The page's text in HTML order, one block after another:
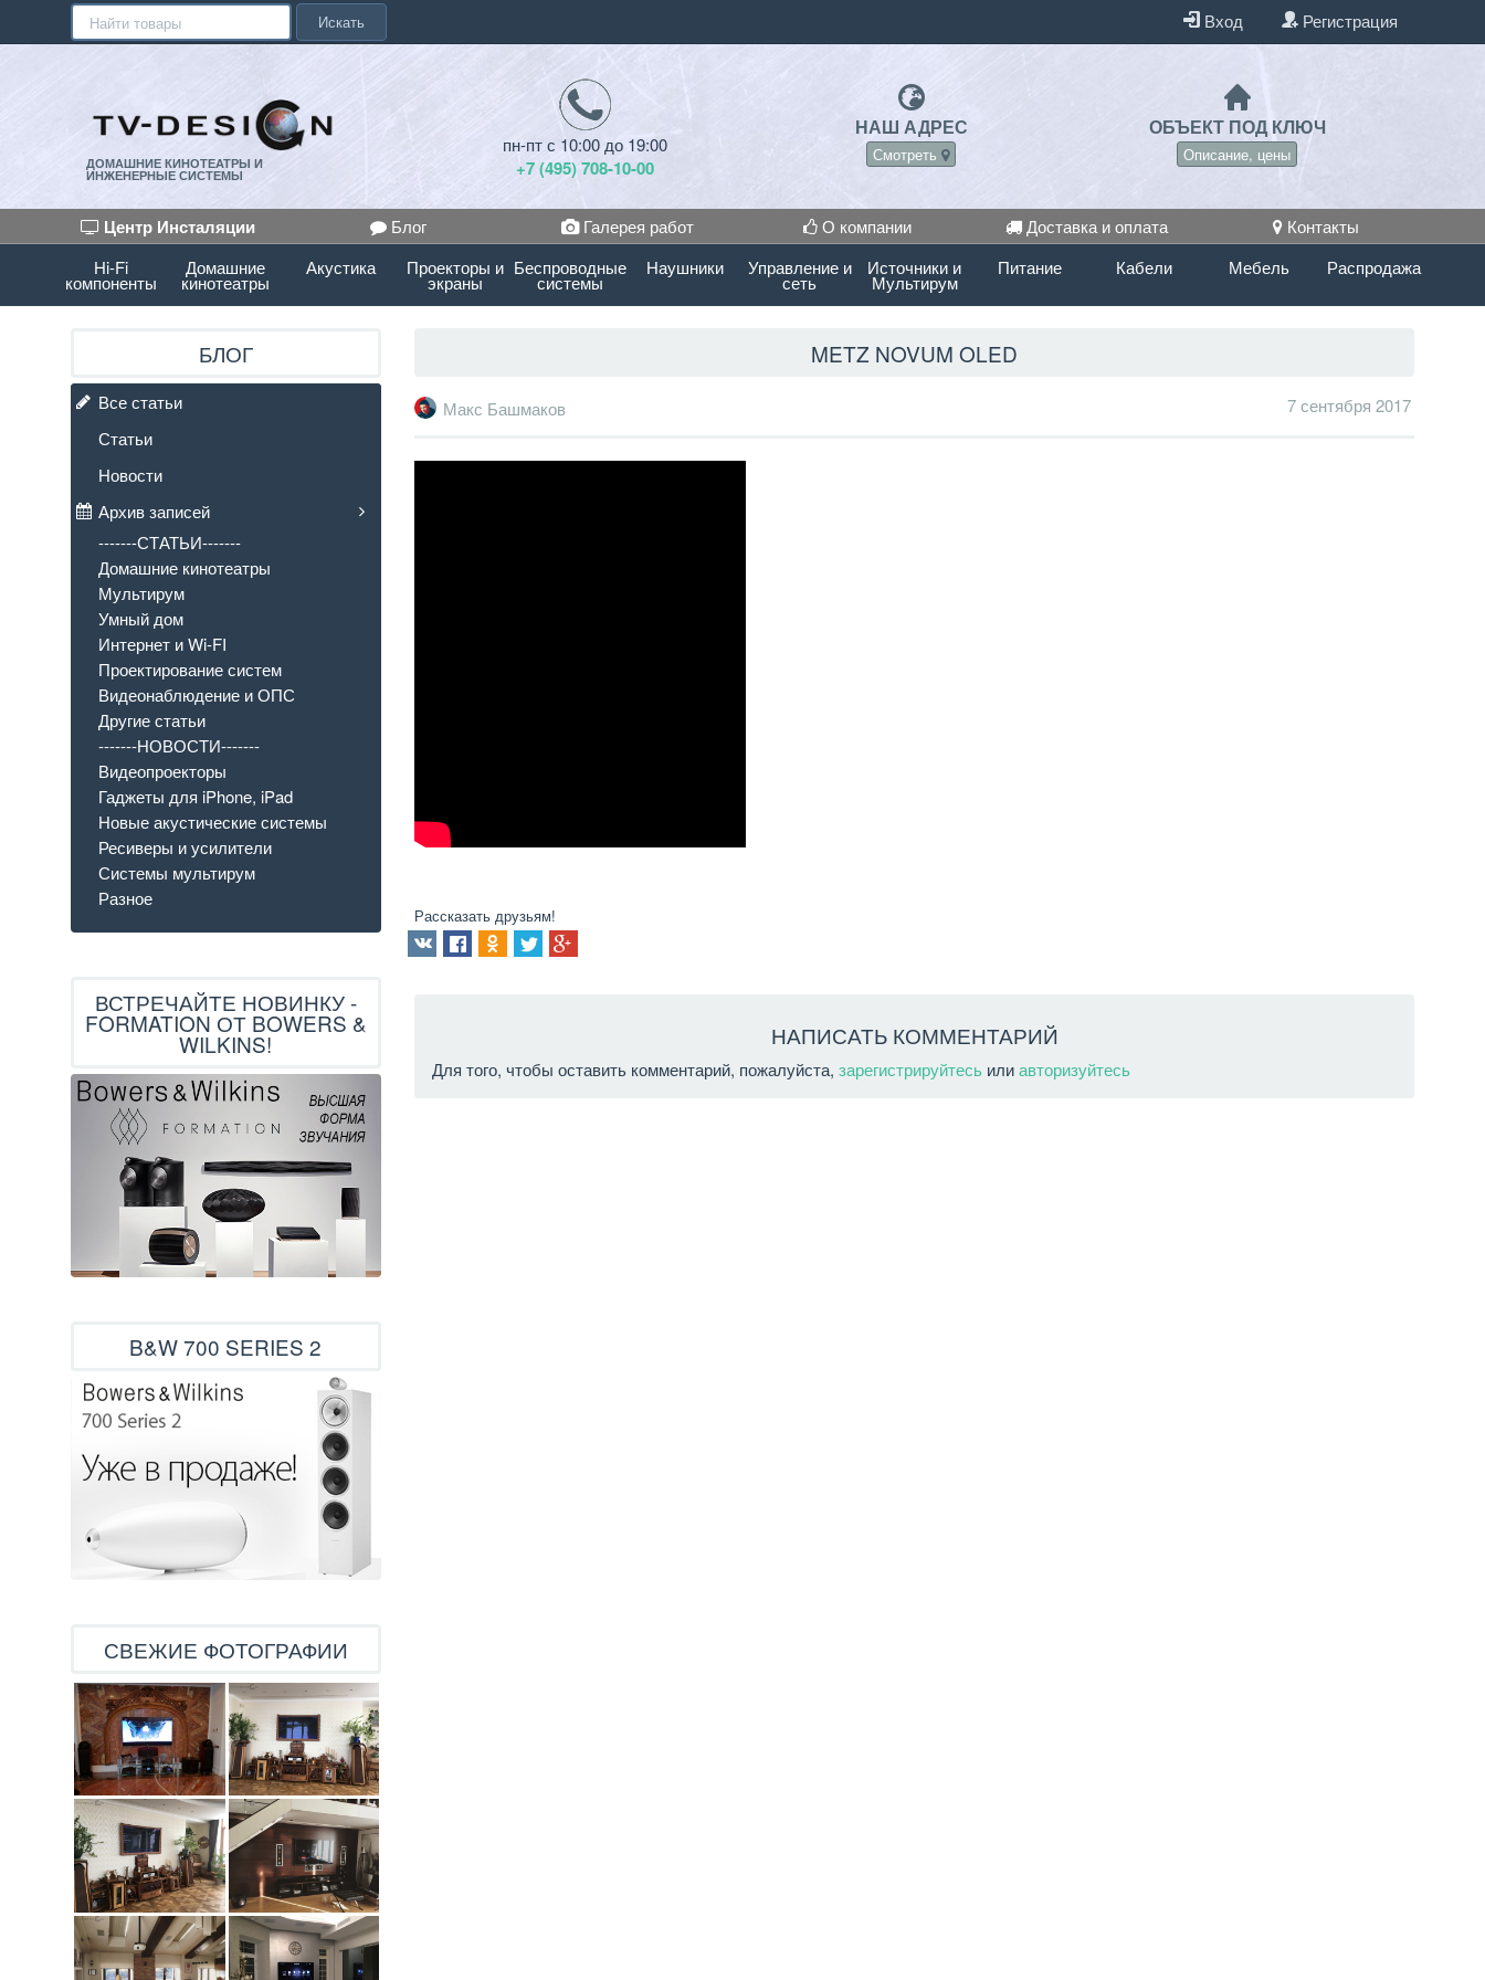
Искать Вход Регистрация
ДОМАШНИЕ КИНОТЕАТРЫ И
ИНЖЕНЕРНЫЕ СИСТЕМЫ
пн-пт с 10:00 до 19:00
+7 (495) 708-10-00
НАШ АДРЕС
Смотреть
ОБЪЕКТ ПОД КЛЮЧ
Описание, цены
Центр Инсталяции Блог Галерея работ О компании Доставка и оплата
Контакты
Hi-Fi
компоненты
Домашние
кинотеатры
Акустика Проекторы и
экраны
Беспроводные
системы
Наушники Управление и
сеть
Источники и
Мультирум
Питание Кабели Мебель Распродажа
METZ NOVUM OLED
Макс Башмаков 7 сентября 2017
Рассказать друзьям!
НАПИСАТЬ КОММЕНТАРИЙ
Для того, чтобы оставить комментарий, пожалуйста,зарегистрируйтесь илиавторизуйтесь
БЛОГ
Все статьи
Статьи
Новости
Архив записей
-------СТАТЬИ-------
Домашние кинотеатры
Мультирум
Умный дом
Интернет и Wi-FI
Проектирование систем
Видеонаблюдение и ОПС
Другие статьи
-------НОВОСТИ-------
Видеопроекторы
Гаджеты для iPhone, iPad
Новые акустические системы
Ресиверы и усилители
Системы мультирум
Разное
ВСТРЕЧАЙТЕ НОВИНКУ -
FORMATION ОТ BOWERS &
WILKINS!
B&W 700 SERIES 2
СВЕЖИЕ ФОТОГРАФИИ